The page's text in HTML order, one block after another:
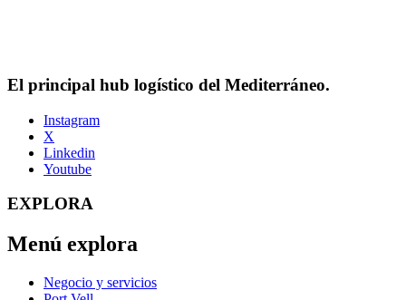
El principal hub logístico del Mediterráneo.
Instagram
X
Linkedin
Youtube
EXPLORA
Menú explora
Negocio y servicios